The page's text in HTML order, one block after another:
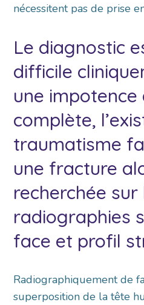
nécessitent pas de prise
Le diagnostic
difficile
une
complète,
traumatisme
une fracture
recherchée sur
radiographies
face et profil
Radiographiquement de
superposition de la tête